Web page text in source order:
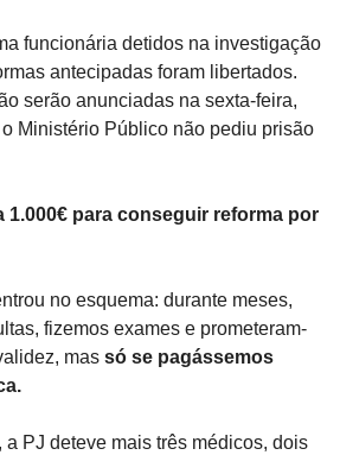
funcionária detidos na investigação
antecipadas foram libertados.
serão anunciadas na sexta-feira,
Ministério Público não pediu prisão
1.000€ para conseguir reforma por
no esquema: durante meses,
fizemos exames e prometeram-
mas só se pagássemos
PJ deteve mais três médicos, dois